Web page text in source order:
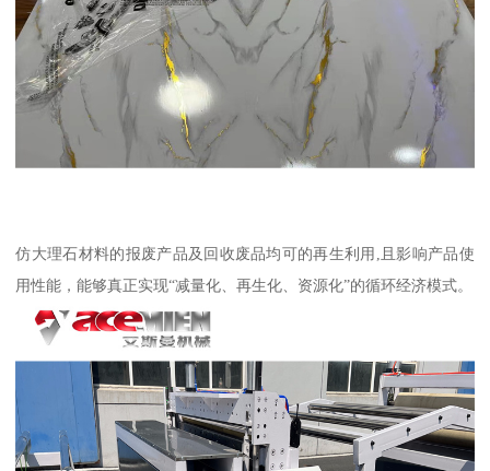
仿大理石材料的报废产品及回收废品均可的再生利用,且影响产品使
用性能，能够真正实现“减量化、再生化、资源化”的循环经济模式。